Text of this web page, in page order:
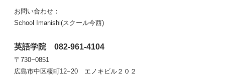
お問い合わせ：
School Imanishi(スクール今西)
英語学院 082-961-4104
〒730−0851
広島市中区榎町12−20 エノキビル２０２